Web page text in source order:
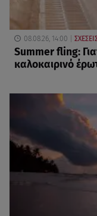
08.08.26, 14:00
Summer fling:
καλοκαιρινό